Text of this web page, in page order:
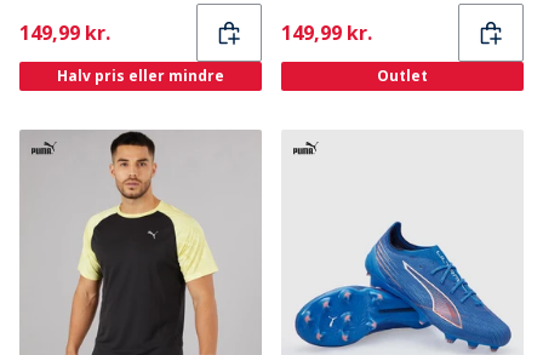
Current
149,99 kr.
Halv pris eller mindre
Current
149,99 kr.
Outlet